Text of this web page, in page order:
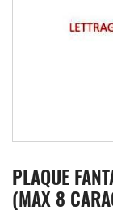
PLAQUE
(MAX 8